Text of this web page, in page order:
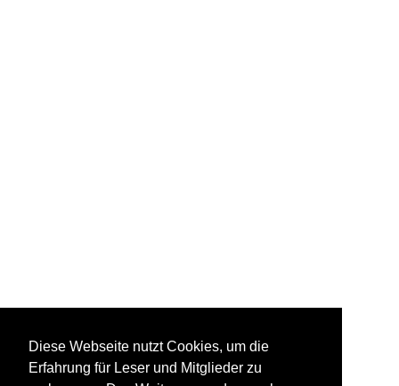
Diese Webseite nutzt Cookies, um die
Erfahrung für Leser und Mitglieder zu